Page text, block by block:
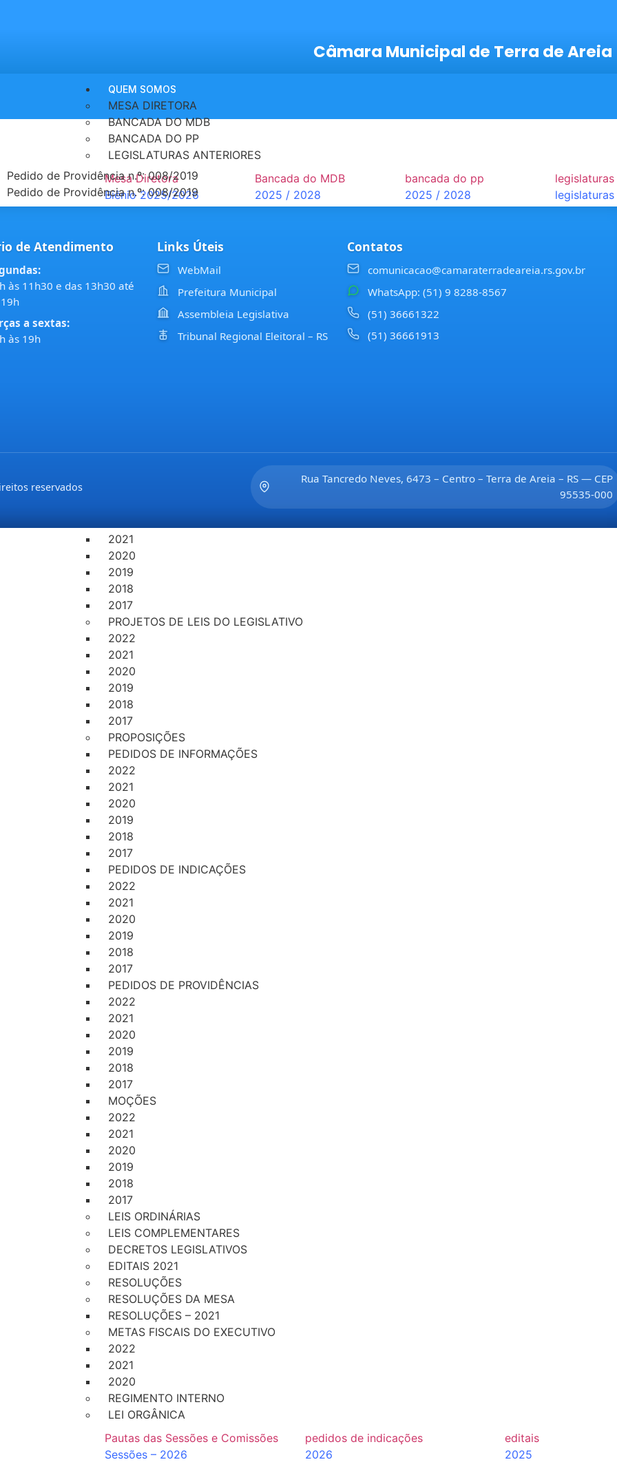
Câmara Municipal de Terra de Areia
QUEM SOMOS
MESA DIRETORA
BANCADA DO MDB
BANCADA DO PP
LEGISLATURAS ANTERIORES
Mesa Diretora
Biênio 2025/2026
Biênio 2021/2022
Nossa História
Bancada do MDB
2025 / 2028
bancada do pp
2025 / 2028
legislaturas
legislaturas
ATAS DE SESSÕES
PAUTAS DAS SESSÕES E COMISSÕES
PROJETOS DE LEIS DO EXECUTIVO
2021
2020
2019
2018
2017
PROJETOS DE LEIS DO LEGISLATIVO
2022
2021
2020
2019
2018
2017
PROPOSIÇÕES
PEDIDOS DE INFORMAÇÕES
2022
2021
2020
2019
2018
2017
PEDIDOS DE INDICAÇÕES
2022
2021
2020
2019
2018
2017
PEDIDOS DE PROVIDÊNCIAS
2022
2021
2020
2019
2018
2017
MOÇÕES
2022
2021
2020
2019
2018
2017
LEIS ORDINÁRIAS
LEIS COMPLEMENTARES
DECRETOS LEGISLATIVOS
EDITAIS 2021
RESOLUÇÕES
RESOLUÇÕES DA MESA
RESOLUÇÕES – 2021
METAS FISCAIS DO EXECUTIVO
2022
2021
2020
REGIMENTO INTERNO
LEI ORGÂNICA
Pautas das Sessões e Comissões
Sessões – 2026
pedidos de indicações
2026
editais
2025
Pedido de Providência n.º: 008/2019
Pedido de Providência n.º: 008/2019
de Atendimento
às 11h30 e das 13h30 até
a sextas:
às 19h
Links Úteis
WebMail
Prefeitura Municipal
Assembleia Legislativa
Tribunal Regional Eleitoral – RS
Contatos
comunicacao@camaraterradeareia.rs.gov.br
WhatsApp: (51) 9 8288-8567
(51) 36661322
(51) 36661913
reservados
Rua Tancredo Neves, 6473 – Centro – Terra de Areia – RS — CEP
95535-000